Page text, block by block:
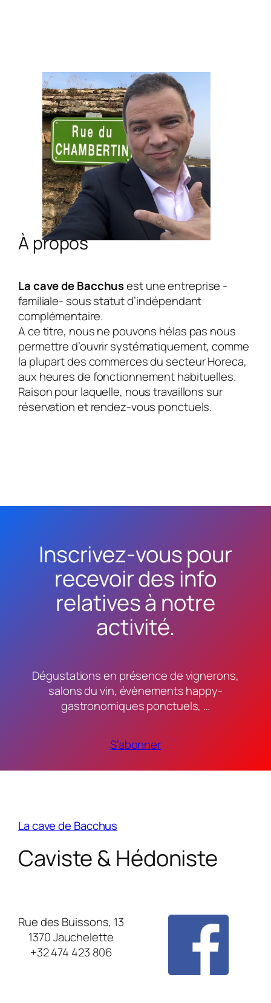
À propos
La cave de Bacchusest une entreprise -
familiale- sous statut d’indépendant
complémentaire.
A ce titre, nous ne pouvons hélas pas nous
permettre d’ouvrir systématiquement, comme
la plupart des commerces du secteur Horeca,
aux heures de fonctionnement habituelles.
Raison pour laquelle, nous travaillons sur
réservation et rendez-vous ponctuels.
Inscrivez-vous pour
recevoir des info
relatives à notre
activité.
Dégustations en présence de vignerons,
salons du vin, évènements happy-
gastronomiques ponctuels, …
S’abonner
La cave de Bacchus
Caviste & Hédoniste
Rue des Buissons, 13
1370 Jauchelette
+32 474 423 806